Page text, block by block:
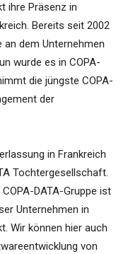
ihre Präsenz in
Bereits seit 2002
an dem Unternehmen
wurde es in COPA-
die jüngste COPA-
der
in Frankreich
Tochtergesellschaft.
DATA-Gruppe ist
Unternehmen in
Wir können hier auch
von